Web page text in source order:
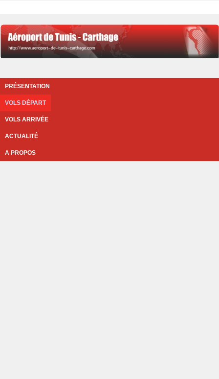
PRÉSENTATION
VOLS DÉPART
VOLS ARRIVÉE
ACTUALITÉ
A PROPOS